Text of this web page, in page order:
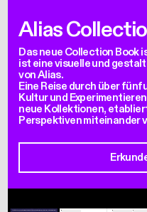
Alias
Das neue Collection Book
ist eine visuelle und
von Alias.
Eine Reise durch über
Kultur und
neue Kollektionen,
Perspektiven miteinander